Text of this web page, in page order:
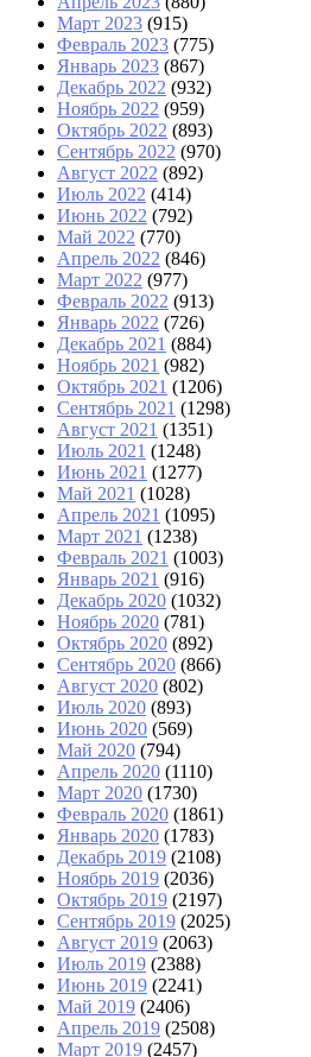
Март 2023 (915)
Февраль 2023 (775)
Январь 2023 (867)
Декабрь 2022 (932)
Ноябрь 2022 (959)
Октябрь 2022 (893)
Сентябрь 2022 (970)
Август 2022 (892)
Июль 2022 (414)
Июнь 2022 (792)
Май 2022 (770)
Апрель 2022 (846)
Март 2022 (977)
Февраль 2022 (913)
Январь 2022 (726)
Декабрь 2021 (884)
Ноябрь 2021 (982)
Октябрь 2021 (1206)
Сентябрь 2021 (1298)
Август 2021 (1351)
Июль 2021 (1248)
Июнь 2021 (1277)
Май 2021 (1028)
Апрель 2021 (1095)
Март 2021 (1238)
Февраль 2021 (1003)
Январь 2021 (916)
Декабрь 2020 (1032)
Ноябрь 2020 (781)
Октябрь 2020 (892)
Сентябрь 2020 (866)
Август 2020 (802)
Июль 2020 (893)
Июнь 2020 (569)
Май 2020 (794)
Апрель 2020 (1110)
Март 2020 (1730)
Февраль 2020 (1861)
Январь 2020 (1783)
Декабрь 2019 (2108)
Ноябрь 2019 (2036)
Октябрь 2019 (2197)
Сентябрь 2019 (2025)
Август 2019 (2063)
Июль 2019 (2388)
Июнь 2019 (2241)
Май 2019 (2406)
Апрель 2019 (2508)
Март 2019 (2457)